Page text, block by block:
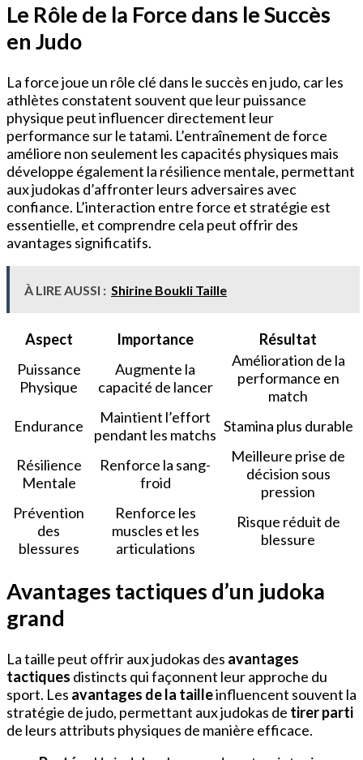
Le Rôle de la Force dans le Succès
en Judo
La force joue un rôle clé dans le succès en judo, car les
athlètes constatent souvent que leur puissance
physique peut influencer directement leur
performance sur le tatami. L’entraînement de force
améliore non seulement les capacités physiques mais
développe également la résilience mentale, permettant
aux judokas d’affronter leurs adversaires avec
confiance. L’interaction entre force et stratégie est
essentielle, et comprendre cela peut offrir des
avantages significatifs.
À LIRE AUSSI : Shirine Boukli Taille
Aspect Importance
Résultat
Puissance
Physique
Augmente la
capacité de lancer
Amélioration de la
performance en
match
Endurance
Maintient l’effort
pendant les matchs Stamina plus durable
Résilience
Mentale
Renforce la sang-
froid
Meilleure prise de
décision sous
pression
Prévention
des
blessures
Renforce les
muscles et les
articulations
Risque réduit de
blessure
Avantages tactiques d’un judoka
grand
La taille peut offrir aux judokas des avantages
tactiques distincts qui façonnent leur approche du
sport. Les avantages de la tailleinfluencent souvent la
stratégie de judo, permettant aux judokas de tirer parti
de leurs attributs physiques de manière efficace.